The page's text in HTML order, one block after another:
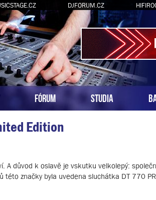
DJFORUM.CZ
FÓRUM STUDIA
Edition
A důvod k oslavě je vskutku velkolepý:
značky byla uvedena sluchátka DT 770